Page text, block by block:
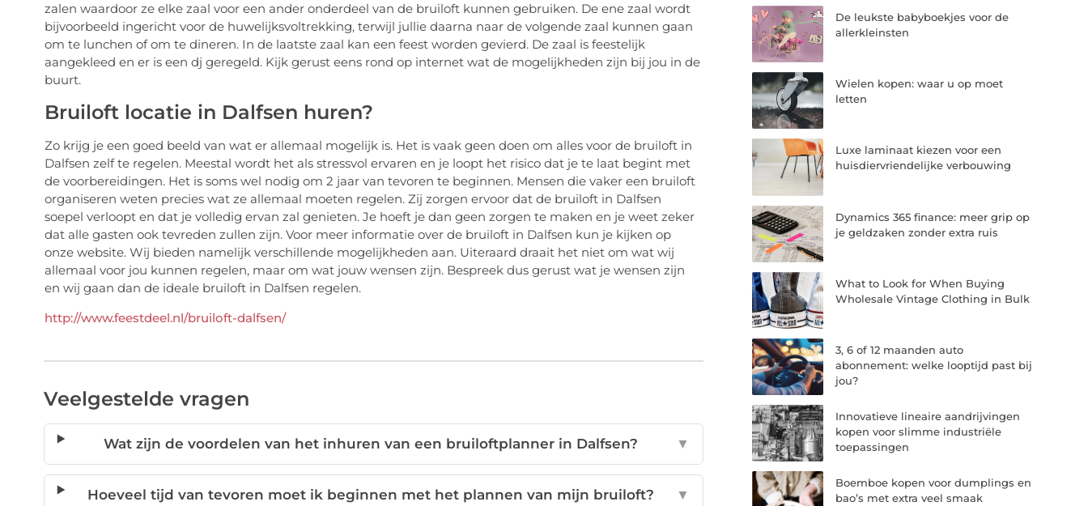
zalen waardoor ze elke zaal voor een ander onderdeel van de bruiloft kunnen gebruiken. De ene zaal wordt
bijvoorbeeld ingericht voor de huwelijksvoltrekking, terwijl jullie daarna naar de volgende zaal kunnen gaan
om te lunchen of om te dineren. In de laatste zaal kan een feest worden gevierd. De zaal is feestelijk
aangekleed en er is een dj geregeld. Kijk gerust eens rond op internet wat de mogelijkheden zijn bij jou in de
buurt.
Bruiloft locatie in Dalfsen huren?
Zo krijg je een goed beeld van wat er allemaal mogelijk is. Het is vaak geen doen om alles voor de bruiloft in
Dalfsen zelf te regelen. Meestal wordt het als stressvol ervaren en je loopt het risico dat je te laat begint met
de voorbereidingen. Het is soms wel nodig om 2 jaar van tevoren te beginnen. Mensen die vaker een bruiloft
organiseren weten precies wat ze allemaal moeten regelen. Zij zorgen ervoor dat de bruiloft in Dalfsen
soepel verloopt en dat je volledig ervan zal genieten. Je hoeft je dan geen zorgen te maken en je weet zeker
dat alle gasten ook tevreden zullen zijn. Voor meer informatie over de bruiloft in Dalfsen kun je kijken op
onze website. Wij bieden namelijk verschillende mogelijkheden aan. Uiteraard draait het niet om wat wij
allemaal voor jou kunnen regelen, maar om wat jouw wensen zijn. Bespreek dus gerust wat je wensen zijn
en wij gaan dan de ideale bruiloft in Dalfsen regelen.
http://www.feestdeel.nl/bruiloft-dalfsen/
Veelgestelde vragen
Wat zijn de voordelen van het inhuren van een bruiloftplanner in Dalfsen? ▼
Hoeveel tijd van tevoren moet ik beginnen met het plannen van mijn bruiloft? ▼
De leukste babyboekjes voor de
allerkleinsten
Wielen kopen: waar u op moet
letten
Luxe laminaat kiezen voor een
huisdiervriendelijke verbouwing
Dynamics 365 finance: meer grip op
je geldzaken zonder extra ruis
What to Look for When Buying
Wholesale Vintage Clothing in Bulk
3, 6 of 12 maanden auto
abonnement: welke looptijd past bij
jou?
Innovatieve lineaire aandrijvingen
kopen voor slimme industriële
toepassingen
Boemboe kopen voor dumplings en
bao’s met extra veel smaak